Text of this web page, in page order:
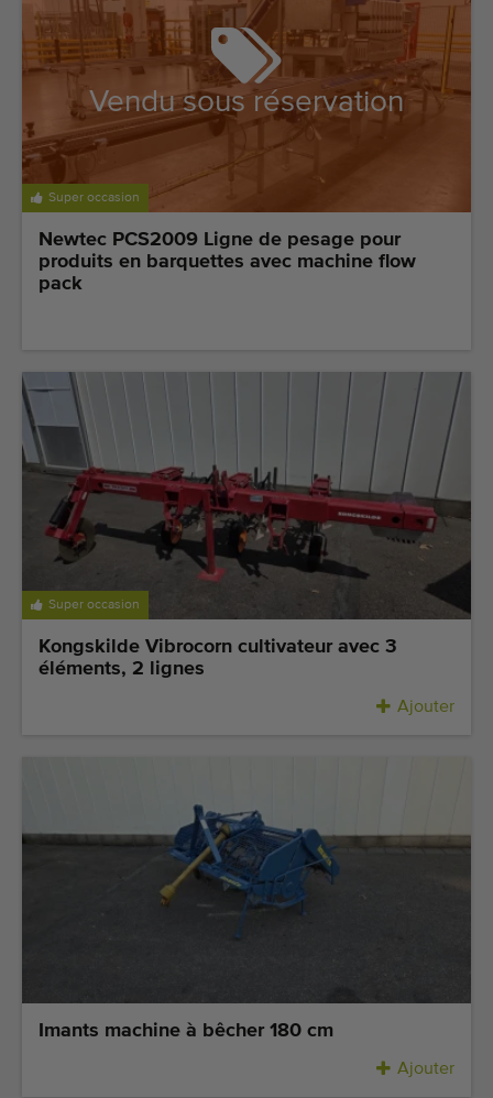
Super occasion
Vendu sous réservation
Newtec PCS2009 Ligne de pesage pour
produits en barquettes avec machine flow
pack
Super occasion
Kongskilde Vibrocorn cultivateur avec 3
éléments, 2 lignes
Ajouter
Imants machine à bêcher 180 cm
Ajouter